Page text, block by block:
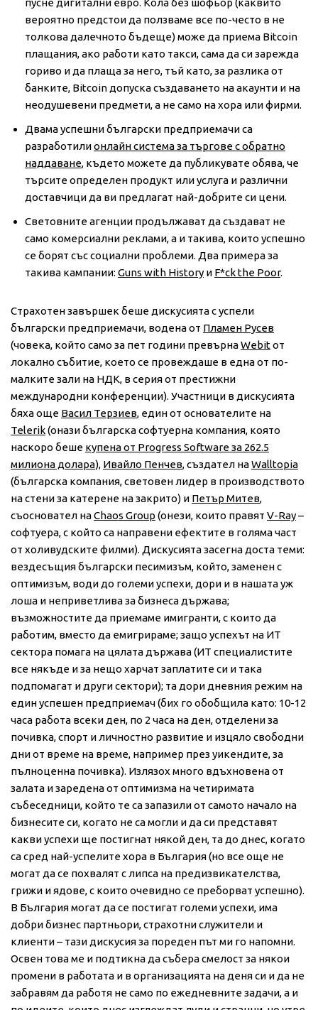
пусне дигитални евро. Кола без шофьор (каквито
вероятно предстои да ползваме все по-често в не
толкова далечното бъдеще) може да приема Bitcoin
плащания, ако работи като такси, сама да си зарежда
гориво и да плаща за него, тъй като, за разлика от
банките, Bitcoin допуска създаването на акаунти и на
неодушевени предмети, а не само на хора или фирми.
Двама успешни български предприемачи са
разработилионлайн система за търгове с обратно
наддаване, където можете да публикувате обява, че
търсите определен продукт или услуга и различни
доставчици да ви предлагат най-добрите си цени.
Световните агенции продължават да създават не
само комерсиални реклами, а и такива, които успешно
се борят със социални проблеми. Два примера за
такива кампании: Guns with History и F*ck the Poor.
Страхотен завършек беше дискусията с успели
български предприемачи, водена от Пламен Русев
(човека, който само за пет години превърнаWebitот
локално събитие, което се провеждаше в една от по-
малките зали на НДК, в серия от престижни
международни конференции). Участници в дискусията
бяха още Васил Терзиев, един от основателите на
Telerik(онази българска софтуерна компания, която
наскоро беше купена от Progress Software за 262.5
милиона долара), Ивайло Пенчев, създател наWalltopia
(българска компания, световен лидер в производството
на стени за катерене на закрито) и Петър Митев,
съосновател наChaos Group (онези, които правят V-Ray–
софтуера, с който са направени ефектите в голяма част
от холивудските филми). Дискусията засегна доста теми:
вездесъщия български песимизъм, който, заменен с
оптимизъм, води до големи успехи, дори и в нашата уж
лоша и неприветлива за бизнеса държава;
възможностите да приемаме имигранти, с които да
работим, вместо да емигрираме; защо успехът на ИТ
сектора помага на цялата държава (ИТ специалистите
все някъде и за нещо харчат заплатите си и така
подпомагат и други сектори); та дори дневния режим на
един успешен предприемач (бих го обобщила като: 10-12
часа работа всеки ден, по 2 часа на ден, отделени за
почивка, спорт и личностно развитие и изцяло свободни
дни от време на време, например през уикендите, за
пълноценна почивка). Излязох много вдъхновена от
залата и заредена от оптимизма на четиримата
събеседници, който те са запазили от самото начало на
бизнесите си, когато не са могли и да си представят
какви успехи ще постигнат някой ден, та до днес, когато
са сред най-успелите хора в България (но все още не
могат да се похвалят с липса на предизвикателства,
грижи и ядове, с които очевидно се преборват успешно).
В България могат да се постигат големи успехи, има
добри бизнес партньори, страхотни служители и
клиенти – тази дискусия за пореден път ми го напомни.
Освен това ме и подтикна да събера смелост за някои
промени в работата и в организацията на деня си и да не
забравям да работя не само по ежедневните задачи, а и